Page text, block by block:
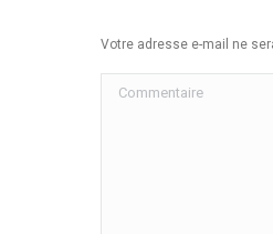
Votre adresse e-mail ne
Commentaire